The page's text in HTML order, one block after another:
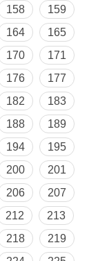
158
159
164
165
170
171
176
177
182
183
188
189
194
195
200
201
206
207
212
213
218
219